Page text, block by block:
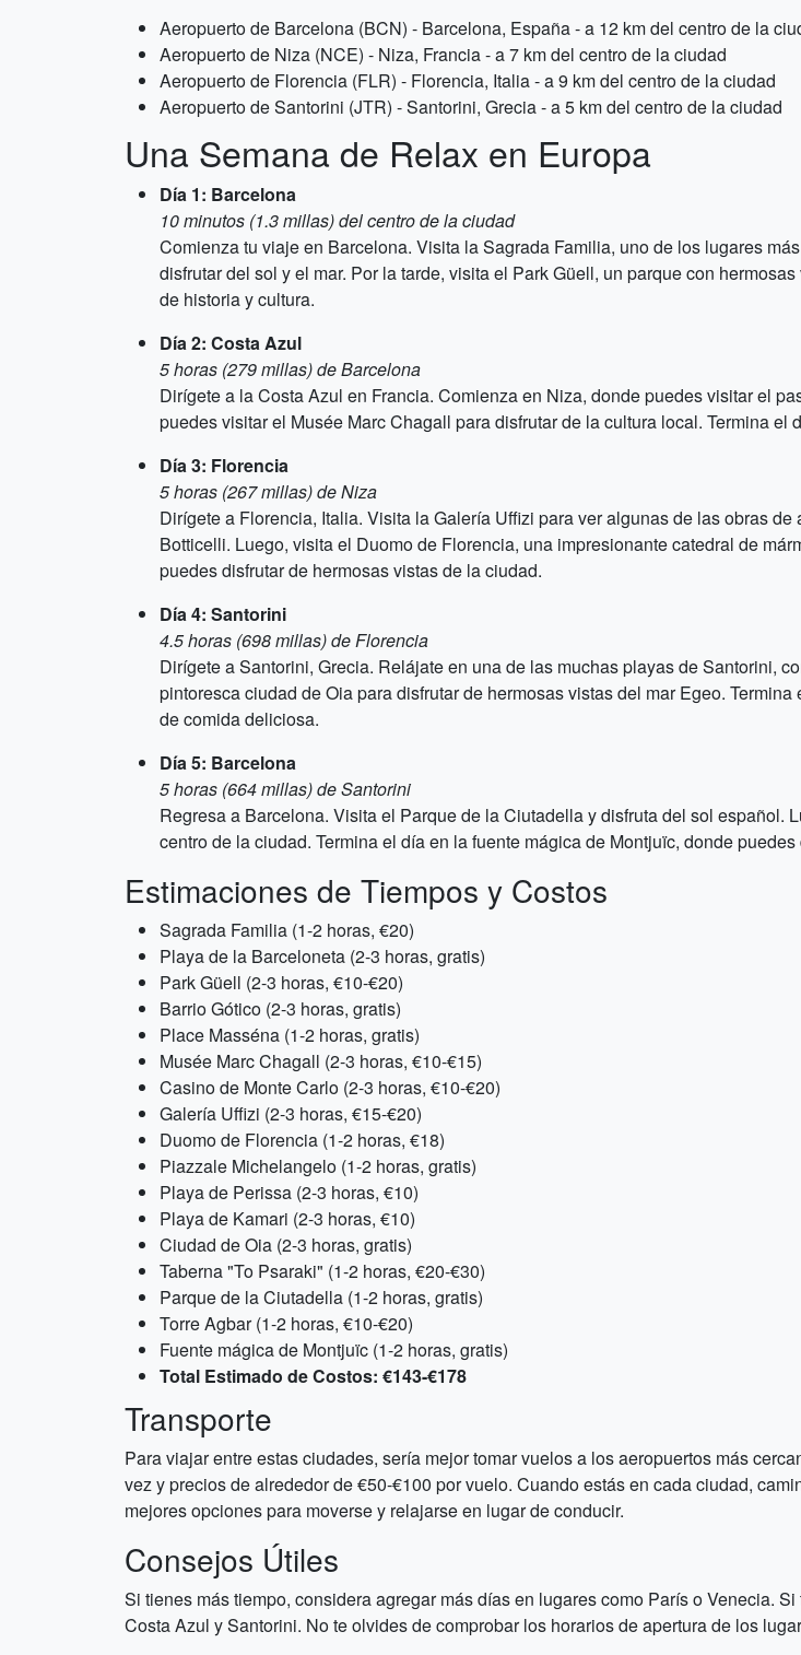
Aeropuerto de Barcelona (BCN) - Barcelona, España - a 12 km del centro de la
Aeropuerto de Niza (NCE) - Niza, Francia - a 7 km del centro de la ciudad
Aeropuerto de Florencia (FLR) - Florencia, Italia - a 9 km del centro de la ciudad
Aeropuerto de Santorini (JTR) - Santorini, Grecia - a 5 km del centro de la ciudad
Una Semana de Relax en Europa
Día 1: Barcelona
10 minutos (1.3 millas) del centro de la ciudad
Comienza tu viaje en Barcelona. Visita la Sagrada Familia, uno de los lugares
disfrutar del sol y el mar. Por la tarde, visita el Park Güell, un parque con
de historia y cultura.
Día 2: Costa Azul
5 horas (279 millas) de Barcelona
Dirígete a la Costa Azul en Francia. Comienza en Niza, donde puedes visitar el
puedes visitar el Musée Marc Chagall para disfrutar de la cultura local. Termina
Día 3: Florencia
5 horas (267 millas) de Niza
Dirígete a Florencia, Italia. Visita la Galería Uffizi para ver algunas de las obras
Botticelli. Luego, visita el Duomo de Florencia, una impresionante catedral de
puedes disfrutar de hermosas vistas de la ciudad.
Día 4: Santorini
4.5 horas (698 millas) de Florencia
Dirígete a Santorini, Grecia. Relájate en una de las muchas playas de Santorini,
pintoresca ciudad de Oia para disfrutar de hermosas vistas del mar Egeo.
de comida deliciosa.
Día 5: Barcelona
5 horas (664 millas) de Santorini
Regresa a Barcelona. Visita el Parque de la Ciutadella y disfruta del sol español.
centro de la ciudad. Termina el día en la fuente mágica de Montjuïc, donde
Estimaciones de Tiempos y Costos
Sagrada Familia (1-2 horas, €20)
Playa de la Barceloneta (2-3 horas, gratis)
Park Güell (2-3 horas, €10-€20)
Barrio Gótico (2-3 horas, gratis)
Place Masséna (1-2 horas, gratis)
Musée Marc Chagall (2-3 horas, €10-€15)
Casino de Monte Carlo (2-3 horas, €10-€20)
Galería Uffizi (2-3 horas, €15-€20)
Duomo de Florencia (1-2 horas, €18)
Piazzale Michelangelo (1-2 horas, gratis)
Playa de Perissa (2-3 horas, €10)
Playa de Kamari (2-3 horas, €10)
Ciudad de Oia (2-3 horas, gratis)
Taberna "To Psaraki" (1-2 horas, €20-€30)
Parque de la Ciutadella (1-2 horas, gratis)
Torre Agbar (1-2 horas, €10-€20)
Fuente mágica de Montjuïc (1-2 horas, gratis)
Total Estimado de Costos: €143-€178
Transporte
Para viajar entre estas ciudades, sería mejor tomar vuelos a los aeropuertos más
vez y precios de alrededor de €50-€100 por vuelo. Cuando estás en cada ciudad,
mejores opciones para moverse y relajarse en lugar de conducir.
Consejos Útiles
Si tienes más tiempo, considera agregar más días en lugares como París o Venecia.
Costa Azul y Santorini. No te olvides de comprobar los horarios de apertura de los